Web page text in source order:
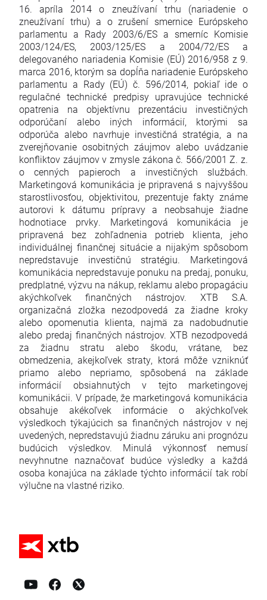
16. apríla 2014 o zneužívaní trhu (nariadenie o
zneužívaní trhu) a o zrušení smernice Európskeho
parlamentu a Rady 2003/6/ES a smerníc Komisie
2003/124/ES, 2003/125/ES a 2004/72/ES a
delegovaného nariadenia Komisie (EÚ) 2016/958 z 9.
marca 2016, ktorým sa dopĺňa nariadenie Európskeho
parlamentu a Rady (EÚ) č. 596/2014, pokiaľ ide o
regulačné technické predpisy upravujúce technické
opatrenia na objektívnu prezentáciu investičných
odporúčaní alebo iných informácií, ktorými sa
odporúča alebo navrhuje investičná stratégia, a na
zverejňovanie osobitných záujmov alebo uvádzanie
konfliktov záujmov v zmysle zákona č. 566/2001 Z. z.
o cenných papieroch a investičných službách.
Marketingová komunikácia je pripravená s najvyššou
starostlivosťou, objektivitou, prezentuje fakty známe
autorovi k dátumu prípravy a neobsahuje žiadne
hodnotiace prvky. Marketingová komunikácia je
pripravená bez zohľadnenia potrieb klienta, jeho
individuálnej finančnej situácie a nijakým spôsobom
nepredstavuje investičnú stratégiu. Marketingová
komunikácia nepredstavuje ponuku na predaj, ponuku,
predplatné, výzvu na nákup, reklamu alebo propagáciu
akýchkoľvek finančných nástrojov. XTB S.A.
organizačná zložka nezodpovedá za žiadne kroky
alebo opomenutia klienta, najmä za nadobudnutie
alebo predaj finančných nástrojov. XTB nezodpovedá
za žiadnu stratu alebo škodu, vrátane, bez
obmedzenia, akejkoľvek straty, ktorá môže vzniknúť
priamo alebo nepriamo, spôsobená na základe
informácií obsiahnutých v tejto marketingovej
komunikácii. V prípade, že marketingová komunikácia
obsahuje akékoľvek informácie o akýchkoľvek
výsledkoch týkajúcich sa finančných nástrojov v nej
uvedených, nepredstavujú žiadnu záruku ani prognózu
budúcich výsledkov. Minulá výkonnosť nemusí
nevyhnutne naznačovať budúce výsledky a každá
osoba konajúca na základe týchto informácií tak robí
výlučne na vlastné riziko.